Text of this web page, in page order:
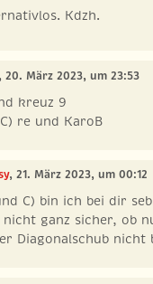
Kdzh.
, 20. März 2023, um 23:53
kreuz 9
re und KaroB
, 21. März 2023, um 00:12
C) bin ich bei dir
ganz sicher, ob
Diagonalschub nicht